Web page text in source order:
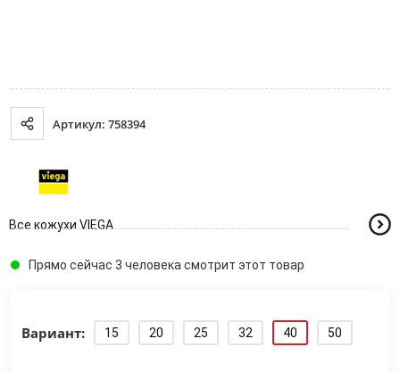
Артикул: 758394
Все кожухи VIEGA
Прямо сейчас 3 человека смотрит этот товар
Вариант: 15 20 25 32 40 50